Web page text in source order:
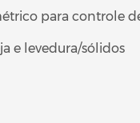
para controle
e levedura/sólidos